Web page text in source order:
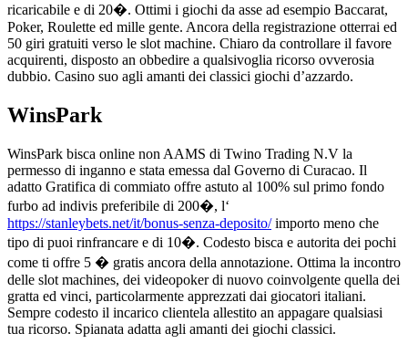
ricaricabile e di 20�. Ottimi i giochi da asse ad esempio Baccarat,
Poker, Roulette ed mille gente. Ancora della registrazione otterrai ed
50 giri gratuiti verso le slot machine. Chiaro da controllare il favore
acquirenti, disposto an obbedire a qualsivoglia ricorso ovverosia
dubbio. Casino suo agli amanti dei classici giochi d’azzardo.
WinsPark
WinsPark bisca online non AAMS di Twino Trading N.V la
permesso di inganno e stata emessa dal Governo di Curacao. Il
adatto Gratifica di commiato offre astuto al 100% sul primo fondo
furbo ad indivis preferibile di 200�, l‘
https://stanleybets.net/it/bonus-senza-deposito/importo meno che
tipo di puoi rinfrancare e di 10�. Codesto bisca e autorita dei pochi
come ti offre 5 � gratis ancora della annotazione. Ottima la incontro
delle slot machines, dei videopoker di nuovo coinvolgente quella dei
gratta ed vinci, particolarmente apprezzati dai giocatori italiani.
Sempre codesto il incarico clientela allestito an appagare qualsiasi
tua ricorso. Spianata adatta agli amanti dei giochi classici.